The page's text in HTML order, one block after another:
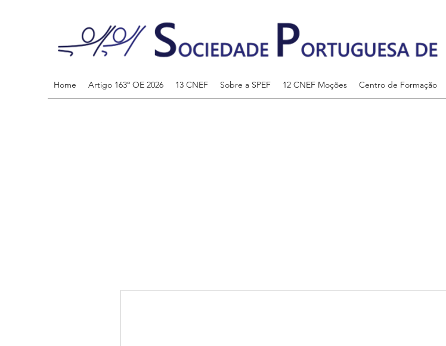
Home Artigo 163º OE 2026 13 CNEF Sobre a SPEF 12 CNEF Moções Centro de Formação